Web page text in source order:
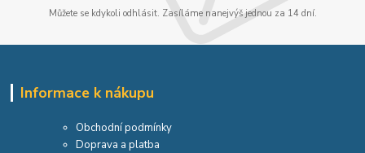
Můžete se kdykoli odhlásit. Zasíláme nanejvýš jednou za 14 dní.
Informace k nákupu
Obchodní podmínky
Doprava a platba